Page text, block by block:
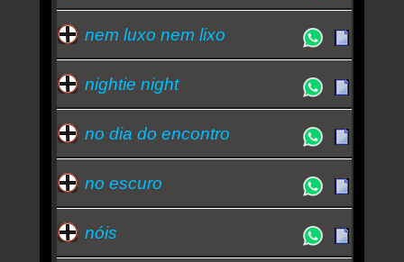
nem luxo nem lixo
nightie night
no dia do encontro
no escuro
nóis